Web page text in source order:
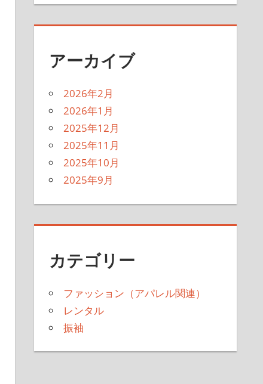
アーカイブ
2026年2月
2026年1月
2025年12月
2025年11月
2025年10月
2025年9月
カテゴリー
ファッション（アパレル関連）
レンタル
振袖